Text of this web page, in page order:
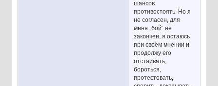
шансов
противостоять. Но я
не согласен, для
меня „бой“ не
закончен, я остаюсь
при своём мнении и
продолжу его
отстаивать,
бороться,
протестовать,